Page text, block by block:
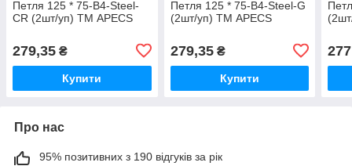
Петля 125 * 75-B4-Steel-
CR (2шт/уп) ТМ APECS
279,35 ₴
Купити
Петля 125 * 75-B4-Steel-G
(2шт/уп) ТМ APECS
279,35₴
Купити
Про нас
95% позитивних з 190 відгуків за рік